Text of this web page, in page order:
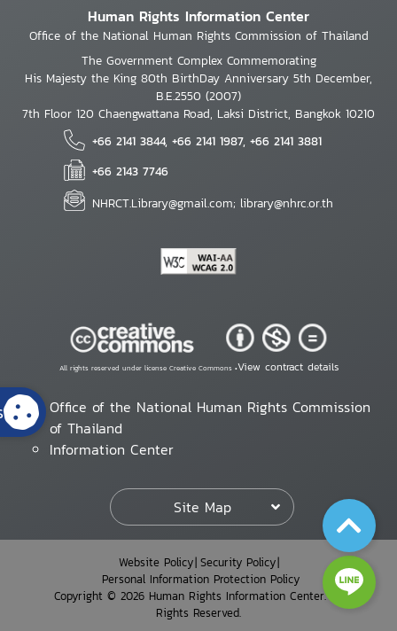
Human Rights Information Center
Office of the National Human Rights Commission of Thailand
The Government Complex Commemorating
His Majesty the King 80th BirthDay Anniversary 5th December,
B.E.2550 (2007)
7th Floor 120 Chaengwattana Road, Laksi District, Bangkok 10210
+66 2141 3844, +66 2141 1987, +66 2141 3881
+66 2143 7746
NHRCT.Library@gmail.com; library@nhrc.or.th
All rights reserved under license Creative Commons •View contract details
Office of the National Human Rights Commission
of Thailand
Information Center
Site Map
Website Policy Security Policy
Personal Information Protection Policy
Copyright © 2026 Human Rights Information Center. All
Rights Reserved.